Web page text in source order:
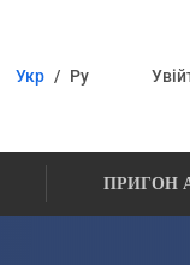
Укр / Ру
ПРИГОН